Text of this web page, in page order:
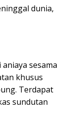
dunia,
sesama
khusus
Terdapat
sundutan